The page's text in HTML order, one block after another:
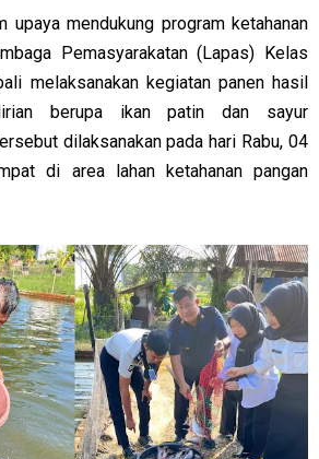
upaya mendukung program ketahanan
Pemasyarakatan (Lapas) Kelas
melaksanakan kegiatan panen hasil
berupa ikan patin dan sayur
dilaksanakan pada hari Rabu, 04
di area lahan ketahanan pangan